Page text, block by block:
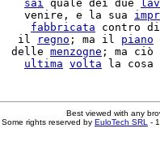
sai quale dei due
venire, e la sua
fabbricata contro
il regno ; ma il piano
delle menzogne ; ma ciò
ultima volta la cosa
Best viewed with any
rights reserved by EuloTech SRL -